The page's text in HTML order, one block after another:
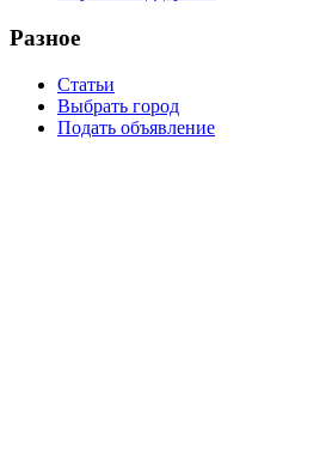
Разное
Статьи
Выбрать город
Подать объявление